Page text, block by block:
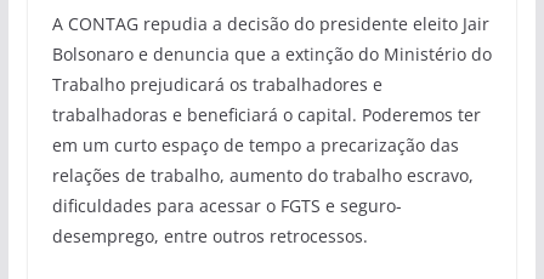
A CONTAG repudia a decisão do presidente eleito Jair
Bolsonaro e denuncia que a extinção do Ministério do
Trabalho prejudicará os trabalhadores e
trabalhadoras e beneficiará o capital. Poderemos ter
em um curto espaço de tempo a precarização das
relações de trabalho, aumento do trabalho escravo,
dificuldades para acessar o FGTS e seguro-
desemprego, entre outros retrocessos.